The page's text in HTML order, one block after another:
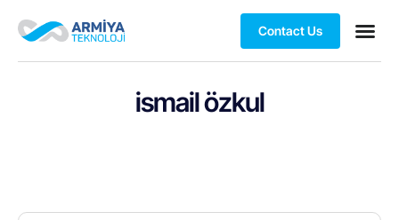
Contact Us
ismail özkul